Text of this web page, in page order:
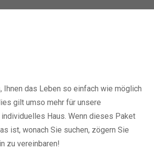
Ihnen das Leben so einfach wie möglich
gilt umso mehr für unsere
individuelles Haus. Wenn dieses Paket
ist, wonach Sie suchen, zögern Sie
zu vereinbaren!